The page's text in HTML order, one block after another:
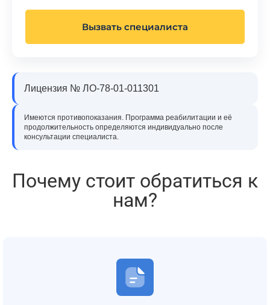
Вызвать специалиста
Лицензия № ЛО-78-01-011301
Имеются противопоказания. Программа реабилитации и её
продолжительность определяются индивидуально после
консультации специалиста.
Почему стоит обратиться к
нам?